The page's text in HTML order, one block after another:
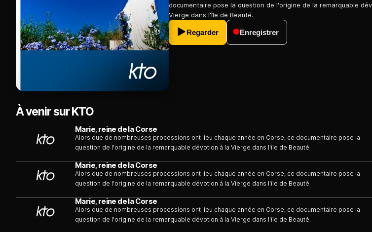
documentaire pose la question de l'origine de la remarquable
Vierge dans l'île de Beauté.
Regarder Enregistrer
À venir sur KTO
Marie, reine de la Corse
Alors que de nombreuses processions ont lieu chaque année en Corse, ce documentaire pose la
question de l'origine de la remarquable dévotion à la Vierge dans l'île de Beauté.
Marie, reine de la Corse
Alors que de nombreuses processions ont lieu chaque année en Corse, ce documentaire pose la
question de l'origine de la remarquable dévotion à la Vierge dans l'île de Beauté.
Marie, reine de la Corse
Alors que de nombreuses processions ont lieu chaque année en Corse, ce documentaire pose la
question de l'origine de la remarquable dévotion à la Vierge dans l'île de Beauté.